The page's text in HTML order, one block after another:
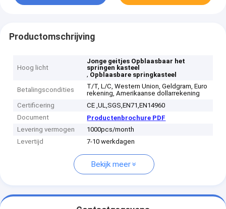
Productomschrijving
Hoog licht
Jonge geitjes Opblaasbaar het
springen kasteel
, Opblaasbare springkasteel
Betalingscondities
T/T, L/C, Western Union, Geldgram, Euro
rekening, Amerikaanse dollarrekening
Certificering
CE ,UL,SGS,EN71,EN14960
Document
Productenbrochure PDF
Levering vermogen
1000pcs/month
Levertijd
7-10 werkdagen
Bekijk meer